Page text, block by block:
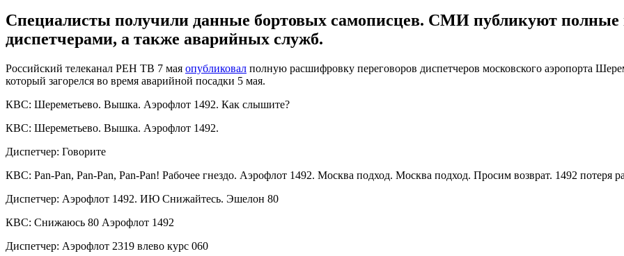
Специалисты получили данные бортовых самописцев. СМИ публикуют полные
диспетчерами, а также аварийных служб.
Российский телеканал РЕН ТВ 7 мая опубликовал полную расшифровку переговоров диспетчеров московского аэропорта
который загорелся во время аварийной посадки 5 мая.
КВС: Шереметьево. Вышка. Аэрофлот 1492. Как слышите?
КВС: Шереметьево. Вышка. Аэрофлот 1492.
Диспетчер: Говорите
КВС: Pan-Pan, Pan-Pan, Pan-Pan! Рабочее гнездо. Аэрофлот 1492. Москва подход. Москва подход. Просим возврат. 1492 потеря
Диспетчер: Аэрофлот 1492. ИЮ Снижайтесь. Эшелон 80
КВС: Снижаюсь 80 Аэрофлот 1492
Диспетчер: Аэрофлот 2319 влево курс 060